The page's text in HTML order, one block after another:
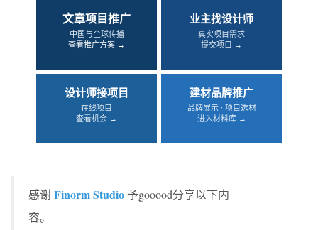
文章项目推广
中国与全球传播
查看推广方案 →
业主找设计师
真实项目需求
提交项目 →
设计师接项目
在线项目
查看机会 →
建材品牌推广
品牌展示 · 项目选材
进入材料库 →
感谢Finorm Studio予gooood分享以下内
容。